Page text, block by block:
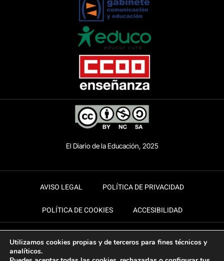
El Diario de la Educación, 2025
AVISO LEGAL POLÍTICA DE PRIVACIDAD
POLÍTICA DE COOKIES ACCESIBILIDAD
Utilizamos cookies propias y de terceros para fines técnicos y
analíticos.